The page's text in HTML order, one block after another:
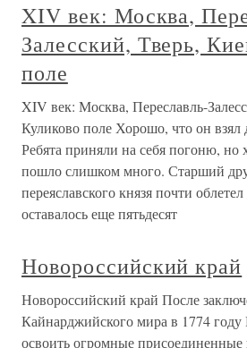
XIV век: Москва,
Залесский, Тверь,
поле
XIV век: Москва, Переславль-
Куликово поле Хорошо, что он взял
Ребята приняли на себя погоню, но
пошло слишком много. Старший
переяславского князя почти
оставалось еще пятьдесят
Новороссийский край
Новороссийский край После
Кайнарджийского мира в 1774 году
освоить огромные присоединенные